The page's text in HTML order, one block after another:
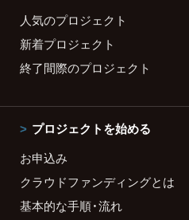
人気のプロジェクト
新着プロジェクト
終了間際のプロジェクト
プロジェクトを始める
お申込み
クラウドファンディングとは
基本的な手順・流れ